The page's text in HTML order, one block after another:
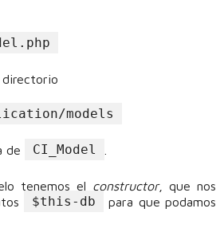
directorio
models
de CI_Model
tenemos el constructor, que nos
$this-db
para que podamos